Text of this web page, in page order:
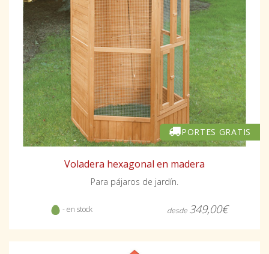
PORTES GRATIS
Voladera hexagonal en madera
Para pájaros de jardín.
- en stock desde 349,00€